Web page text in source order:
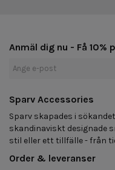
Anmäl dig nu - Få 10%
Sparv Accessories
Sparv skapades i
skandinaviskt designade
stil eller ett tillfälle - från
Order & leveranser